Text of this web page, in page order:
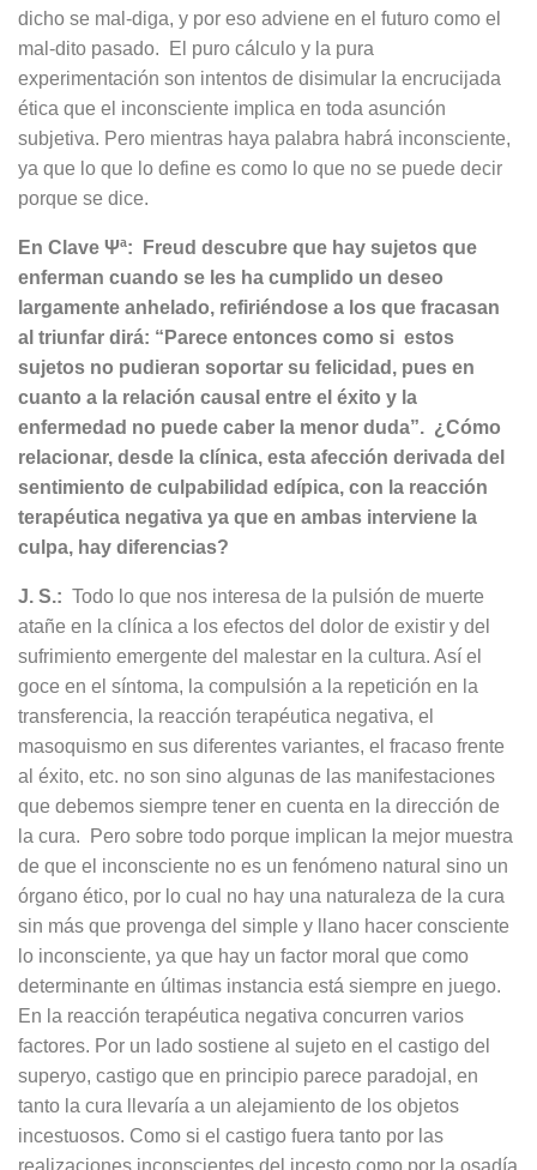
dicho se mal-diga, y por eso adviene en el futuro como el
mal-dito pasado. El puro cálculo y la pura
experimentación son intentos de disimular la encrucijada
ética que el inconsciente implica en toda asunción
subjetiva. Pero mientras haya palabra habrá inconsciente,
ya que lo que lo define es como lo que no se puede decir
porque se dice.
En Clave Ψª: Freud descubre que hay sujetos que
enferman cuando se les ha cumplido un deseo
largamente anhelado, refiriéndose a los que fracasan
al triunfar dirá: “Parece entonces como si estos
sujetos no pudieran soportar su felicidad, pues en
cuanto a la relación causal entre el éxito y la
enfermedad no puede caber la menor duda”. ¿Cómo
relacionar, desde la clínica, esta afección derivada del
sentimiento de culpabilidad edípica, con la reacción
terapéutica negativa ya que en ambas interviene la
culpa, hay diferencias?
J. S.: Todo lo que nos interesa de la pulsión de muerte
atañe en la clínica a los efectos del dolor de existir y del
sufrimiento emergente del malestar en la cultura. Así el
goce en el síntoma, la compulsión a la repetición en la
transferencia, la reacción terapéutica negativa, el
masoquismo en sus diferentes variantes, el fracaso frente
al éxito, etc. no son sino algunas de las manifestaciones
que debemos siempre tener en cuenta en la dirección de
la cura. Pero sobre todo porque implican la mejor muestra
de que el inconsciente no es un fenómeno natural sino un
órgano ético, por lo cual no hay una naturaleza de la cura
sin más que provenga del simple y llano hacer consciente
lo inconsciente, ya que hay un factor moral que como
determinante en últimas instancia está siempre en juego.
En la reacción terapéutica negativa concurren varios
factores. Por un lado sostiene al sujeto en el castigo del
superyo, castigo que en principio parece paradojal, en
tanto la cura llevaría a un alejamiento de los objetos
incestuosos. Como si el castigo fuera tanto por las
realizaciones inconscientes del incesto como por la osadía